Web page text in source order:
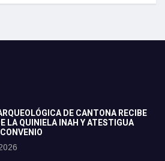
DE CANTONA RECIBE
LA QUINIELA INAH Y ATESTIGUA